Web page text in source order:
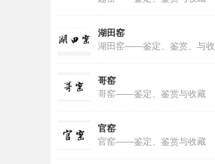
博
湖田窑
湖田窑——鉴定、鉴赏、与
哥窑
哥窑——鉴定、鉴赏与收藏
官窑
官窑——鉴定、鉴赏与收藏